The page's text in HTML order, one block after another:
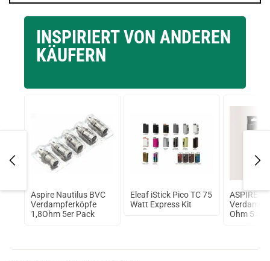
INSPIRIERT VON ANDEREN
KÄUFERN
Aspire Nautilus BVC
Verdampferköpfe
1,8Ohm 5er Pack
Eleaf iStick Pico TC 75
Watt Express Kit
ASPIRE
Ohm 5